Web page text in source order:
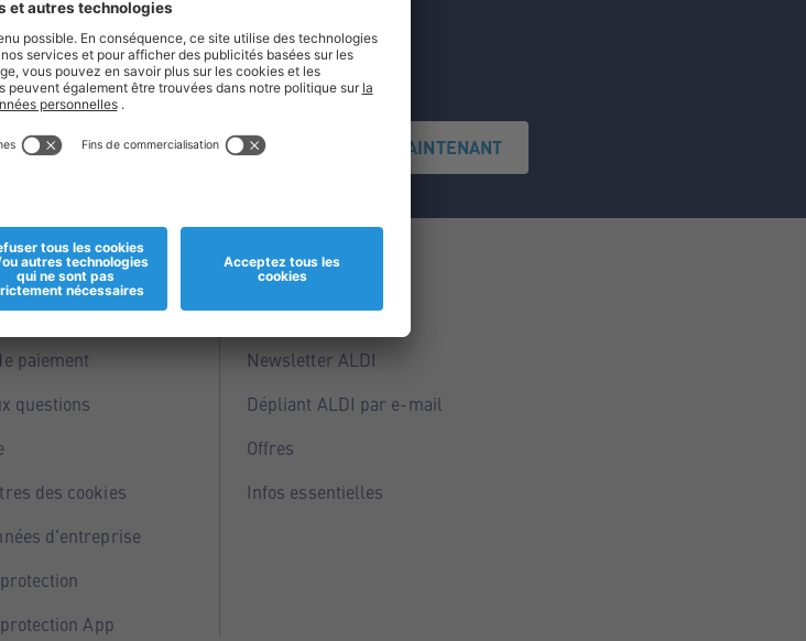
offres.
S'INSCRIRE MAINTENANT
paiement
questions
des cookies
d'entreprise
App
Service
Points ALDI
Newsletter ALDI
Dépliant ALDI par e-mail
Offres
Infos essentielles